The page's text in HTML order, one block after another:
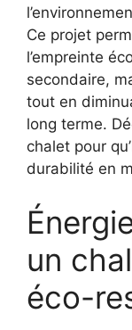
Ce projet
l’empreinte
secondaire,
tout en
long terme.
chalet pour
durabilité en
un
éco-